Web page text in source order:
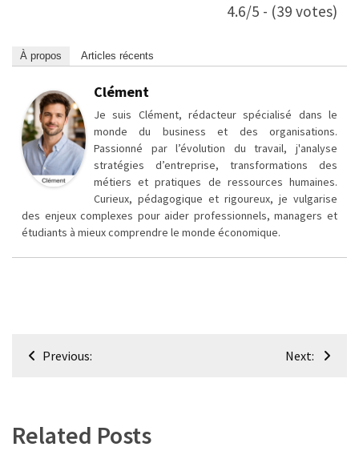
4.6/5 - (39 votes)
À propos Articles récents
Clément
Je suis Clément, rédacteur spécialisé dans le
monde du business et des organisations.
Passionné par l’évolution du travail, j'analyse
stratégies d’entreprise, transformations des
métiers et pratiques de ressources humaines.
Curieux, pédagogique et rigoureux, je vulgarise
des enjeux complexes pour aider professionnels, managers et
étudiants à mieux comprendre le monde économique.
Navigation
Previous: Next:
Related Posts